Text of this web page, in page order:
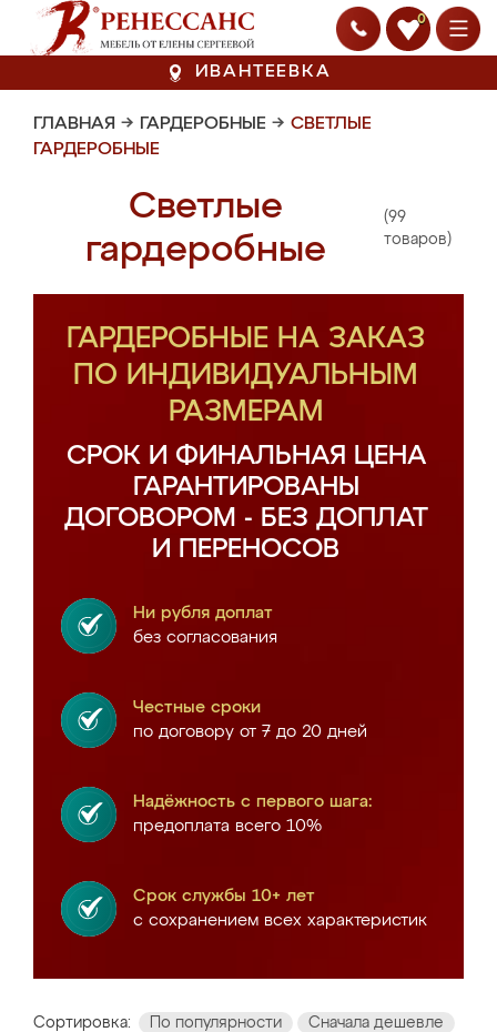
0
ИВАНТЕЕВКА
ГЛАВНАЯ → ГАРДЕРОБНЫЕ → СВЕТЛЫЕ
ГАРДЕРОБНЫЕ
Светлые
гардеробные
(99
товаров)
ГАРДЕРОБНЫЕ НА ЗАКАЗ
ПО ИНДИВИДУАЛЬНЫМ
РАЗМЕРАМ
СРОК И ФИНАЛЬНАЯ ЦЕНА
ГАРАНТИРОВАНЫ
ДОГОВОРОМ - БЕЗ ДОПЛАТ
И ПЕРЕНОСОВ
Ни рубля доплат
без согласования
Честные сроки
по договору от 7 до 20 дней
Надёжность с первого шага:
предоплата всего 10%
Срок службы 10+ лет
с сохранением всех характеристик
Сортировка: По популярности
Сначала дешевле